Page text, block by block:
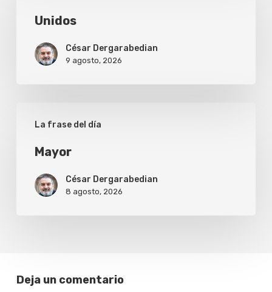
Unidos
César Dergarabedian
9 agosto, 2026
La frase del día
Mayor
César Dergarabedian
8 agosto, 2026
Deja un comentario